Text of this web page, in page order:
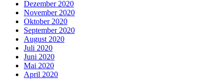
Dezember 2020
November 2020
Oktober 2020
September 2020
August 2020
Juli 2020
Juni 2020
Mai 2020
April 2020